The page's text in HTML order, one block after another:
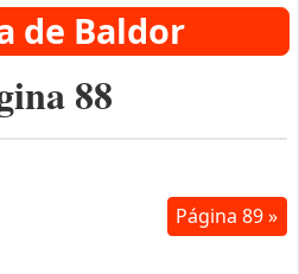
de Baldor
88
Página 89 »